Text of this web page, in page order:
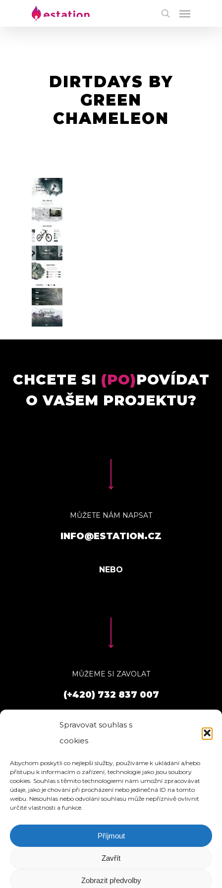
Spravovat souhlas s
cookies
Abychom poskytli co nejlepší služby, používáme k ukládání a/nebo
přístupu k informacím o zařízení, technologie jako jsou soubory
cookies. Souhlas s těmito technologiemi nám umožní zpracovávat
údaje, jako je chování při procházení nebo jedinečná ID na tomto
webu. Nesouhlas nebo odvolání souhlasu může nepříznivě ovlivnit
určité vlastnosti a funkce.
Příjmout
Zavřít
Zobrazit předvolby
DIRTDAYS BY
GREEN
CHAMELEON
CHCETE SI (PO)POVÍDAT
O VAŠEM PROJEKTU?
MŮŽETE NÁM NAPSAT
INFO@ESTATION.CZ
MŮŽEME SI ZAVOLAT
(+420) 732 837 007
O NÁS
BLOG NÁVODY
© 2026 eStation.cz | Tvorba www stránek.